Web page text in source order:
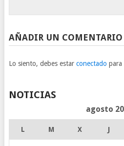
AÑADIR UN COMENTARIO
Lo siento, debes estar conectado para
NOTICIAS
agosto
L M X J